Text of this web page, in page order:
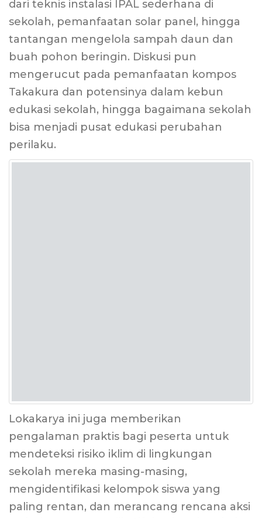
dari teknis instalasi IPAL sederhana di
sekolah, pemanfaatan solar panel, hingga
tantangan mengelola sampah daun dan
buah pohon beringin. Diskusi pun
mengerucut pada pemanfaatan kompos
Takakura dan potensinya dalam kebun
edukasi sekolah, hingga bagaimana sekolah
bisa menjadi pusat edukasi perubahan
perilaku.
Lokakarya ini juga memberikan
pengalaman praktis bagi peserta untuk
mendeteksi risiko iklim di lingkungan
sekolah mereka masing-masing,
mengidentifikasi kelompok siswa yang
paling rentan, dan merancang rencana aksi